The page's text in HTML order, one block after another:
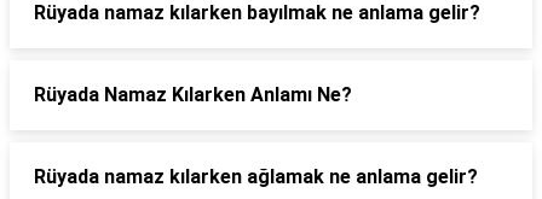
Rüyada namaz kılarken bayılmak ne anlama gelir?
Rüyada Namaz Kılarken Anlamı Ne?
Rüyada namaz kılarken ağlamak ne anlama gelir?